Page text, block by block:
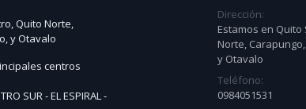
Quito Norte,
y Otavalo
centros
SUR - EL ESPIRAL -
Dirección:
Estamos en Quito
Norte,
y Otavalo
Teléfono:
0984051531